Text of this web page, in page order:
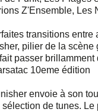
Z'Ensemble, Les
transitions entre
pilier de la scène
passer brillamment
10eme édition
envoie à son
sélection de tunes.